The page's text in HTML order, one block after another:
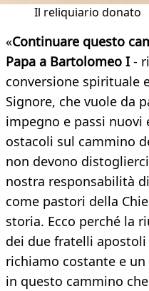
Il reliquiario donato
«Continuare questo
Papa a Bartolomeo I-
conversione spirituale
Signore, che vuole da
impegno e passi nuovi
ostacoli sul cammino
non devono
nostra responsabilità
come pastori della
storia. Ecco perché la
dei due fratelli apostoli
richiamo costante e
in questo cammino